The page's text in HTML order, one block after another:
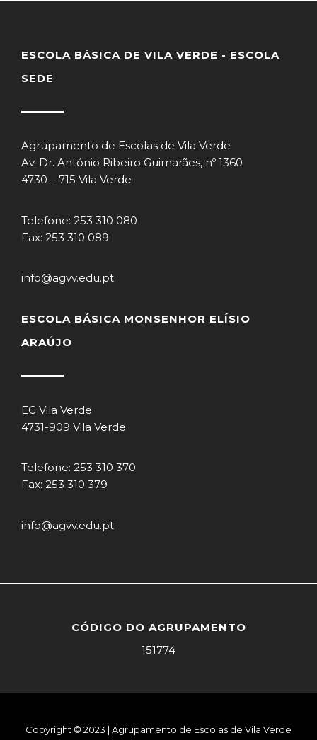
ESCOLA BÁSICA DE VILA VERDE - ESCOLA
SEDE
Agrupamento de Escolas de Vila Verde
Av. Dr. António Ribeiro Guimarães, nº 1360
4730 – 715 Vila Verde
Telefone: 253 310 080
Fax: 253 310 089
info@agvv.edu.pt
ESCOLA BÁSICA MONSENHOR ELÍSIO
ARAÚJO
EC Vila Verde
4731-909 Vila Verde
Telefone: 253 310 370
Fax: 253 310 379
info@agvv.edu.pt
CÓDIGO DO AGRUPAMENTO
151774
Copyright © 2023 | Agrupamento de Escolas de Vila Verde